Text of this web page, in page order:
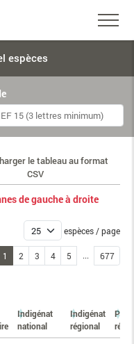
espèces
le tableau au format
CSV
de gauche à droite
espèces / page
1 2 3 4 5 ... 677
Indigénat
national
Indigénat
régional